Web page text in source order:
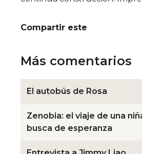
Compartir este
Más comentarios
El autobús de Rosa
Zenobia: el viaje de una
busca de esperanza